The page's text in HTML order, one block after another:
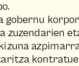
gobernu
zuzendarien